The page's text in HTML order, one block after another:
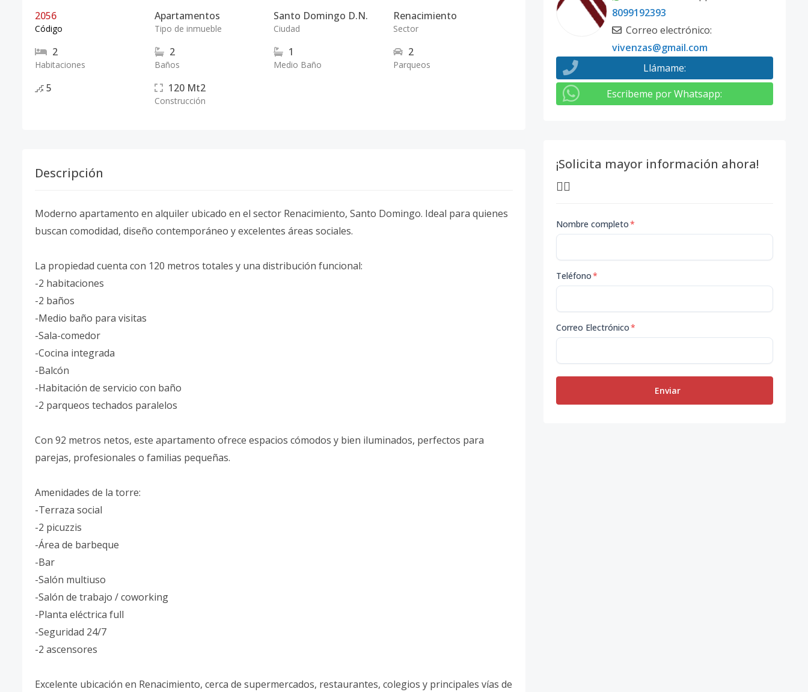
2056
Código
Apartamentos
Tipo de inmueble
Santo Domingo D.N.
Ciudad
Renacimiento
Sector
2
Habitaciones
2
Baños
1
Medio Baño
2
Parqueos
5 120 Mt2
Construcción
Descripción
Moderno apartamento en alquiler ubicado en el sector Renacimiento, Santo Domingo. Ideal para quienes
buscan comodidad, diseño contemporáneo y excelentes áreas sociales.
La propiedad cuenta con 120 metros totales y una distribución funcional:
-2 habitaciones
-2 baños
-Medio baño para visitas
-Sala-comedor
-Cocina integrada
-Balcón
-Habitación de servicio con baño
-2 parqueos techados paralelos
Con 92 metros netos, este apartamento ofrece espacios cómodos y bien iluminados, perfectos para
parejas, profesionales o familias pequeñas.
Amenidades de la torre:
-Terraza social
-2 picuzzis
-Área de barbeque
-Bar
-Salón multiuso
-Salón de trabajo / coworking
-Planta eléctrica full
-Seguridad 24/7
-2 ascensores
Excelente ubicación en Renacimiento, cerca de supermercados, restaurantes, colegios y principales vías de
8099192393
Correo electrónico:
vivenzas@gmail.com
Llámame:
Escribeme por Whatsapp:
¡Solicita mayor información ahora!
👇🏽
Nombre completo*
Teléfono*
Correo Electrónico*
Enviar